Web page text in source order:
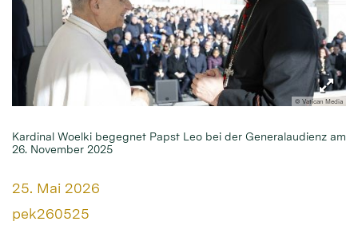
© Vatican Media
Kardinal Woelki begegnet Papst Leo bei der Generalaudienz am
26. November 2025
Datum:
25. Mai 2026
Von:
pek260525